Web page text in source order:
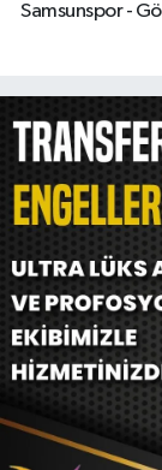
Samsunspor -